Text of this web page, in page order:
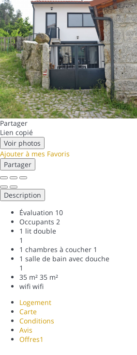
Partager
Lien copié
Voir photos
Ajouter à mes Favoris
Partager
Description
Évaluation 10
Occupants 2
1 lit double
1
1 chambres à coucher 1
1 salle de bain avec douche
1
35 m² 35 m²
wifi wifi
Logement
Carte
Conditions
Avis
Offres1